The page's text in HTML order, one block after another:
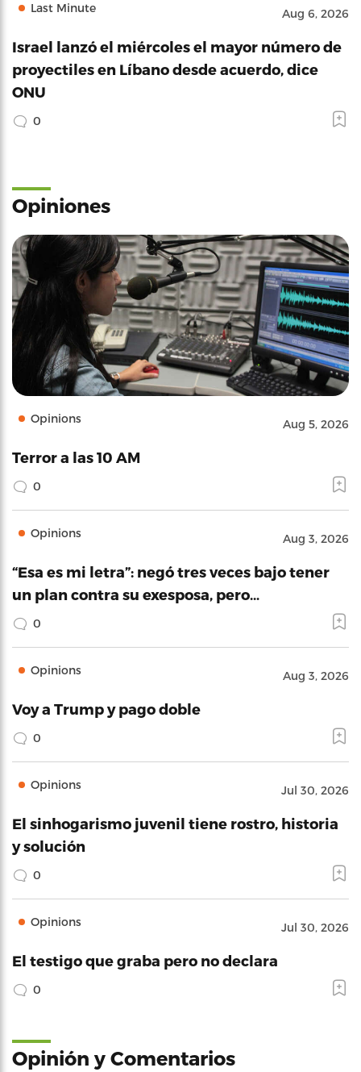
Last Minute Aug 6, 2026
Israel lanzó el miércoles el mayor número de
proyectiles en Líbano desde acuerdo, dice
ONU
0
Opiniones
Opinions Aug 5, 2026
Terror a las 10 AM
0
Opinions Aug 3, 2026
“Esa es mi letra”: negó tres veces bajo tener
un plan contra su exesposa, pero…
0
Opinions Aug 3, 2026
Voy a Trump y pago doble
0
Opinions Jul 30, 2026
El sinhogarismo juvenil tiene rostro, historia
y solución
0
Opinions Jul 30, 2026
El testigo que graba pero no declara
0
Opinión y Comentarios